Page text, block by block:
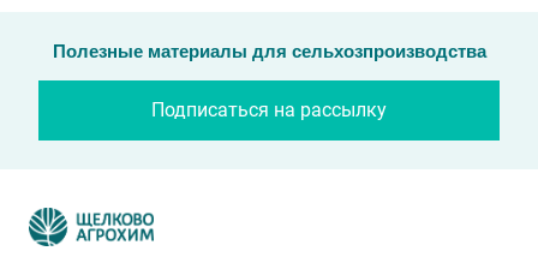
Полезные материалы для сельхозпроизводства
Подписаться на рассылку